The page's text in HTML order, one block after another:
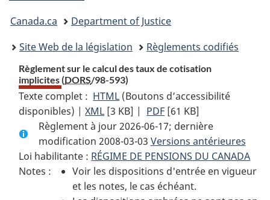
You
are
here:
Canada.ca
Department of Justice
Site Web de la législation
Règlements codifiés
Règlement sur le calcul des taux de cotisation
implicites (DORS/98-593)
Texte complet : HTML Texte
complet
:
Règlement
sur
le
calcul
(Boutons d’accessibilité
disponibles) |XML Texte
complet
:
Règlement
sur
le
[3 KB] | PDF Texte
complet
:
Règlement
sur
le
[61 KB]
Règlement à jour 2026-06-17; dernière
modification 2008-03-03 Versions antérieures
Loi habilitante : RÉGIME DE PENSIONS DU CANADA
Notes :
Voir les dispositions d'entrée en vigueur
et les notes, le cas échéant.